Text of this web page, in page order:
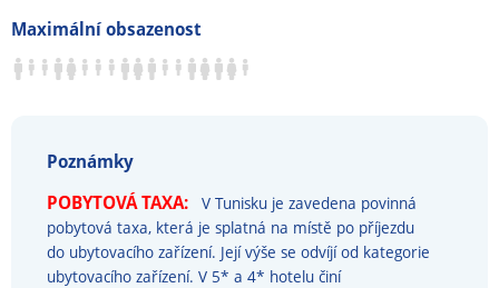
Maximální obsazenost
Poznámky
POBYTOVÁ TAXA:
V Tunisku je zavedena povinná
pobytová taxa, která je splatná na místě po příjezdu
do ubytovacího zařízení. Její výše se odvíjí od kategorie
ubytovacího zařízení. V 5* a 4* hotelu činí